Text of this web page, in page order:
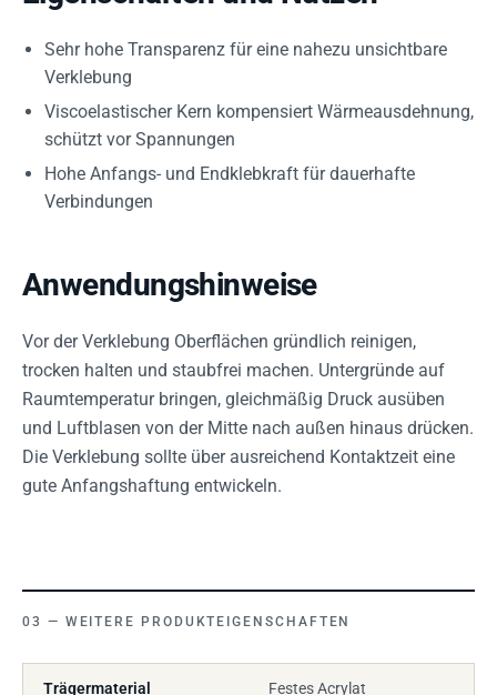
Sehr hohe Transparenz für eine nahezu unsichtbare
Verklebung
Viscoelastischer Kern kompensiert Wärmeausdehnung,
schützt vor Spannungen
Hohe Anfangs- und Endklebkraft für dauerhafte
Verbindungen
Anwendungshinweise
Vor der Verklebung Oberflächen gründlich reinigen,
trocken halten und staubfrei machen. Untergründe auf
Raumtemperatur bringen, gleichmäßig Druck ausüben
und Luftblasen von der Mitte nach außen hinaus drücken.
Die Verklebung sollte über ausreichend Kontaktzeit eine
gute Anfangshaftung entwickeln.
WEITERE PRODUKTEIGENSCHAFTEN
Trägermaterial Festes Acrylat